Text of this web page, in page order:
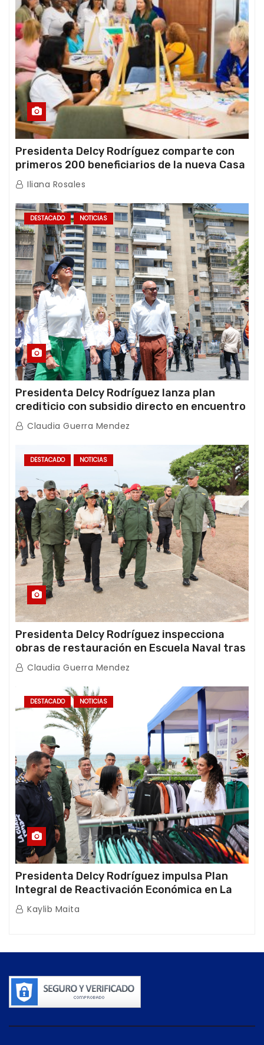
Presidenta Delcy Rodríguez comparte con
primeros 200 beneficiarios de la nueva Casa
de los Abuelos “La Primavera” en Caracas
Iliana Rosales
DESTACADO NOTICIAS
Presidenta Delcy Rodríguez lanza plan
crediticio con subsidio directo en encuentro
con Juntas de Condominio
Claudia Guerra Mendez
DESTACADO NOTICIAS
Presidenta Delcy Rodríguez inspecciona
obras de restauración en Escuela Naval tras
afectaciones sísmicas en La Guaira
Claudia Guerra Mendez
DESTACADO NOTICIAS
Presidenta Delcy Rodríguez impulsa Plan
Integral de Reactivación Económica en La
Guaira
Kaylib Maita